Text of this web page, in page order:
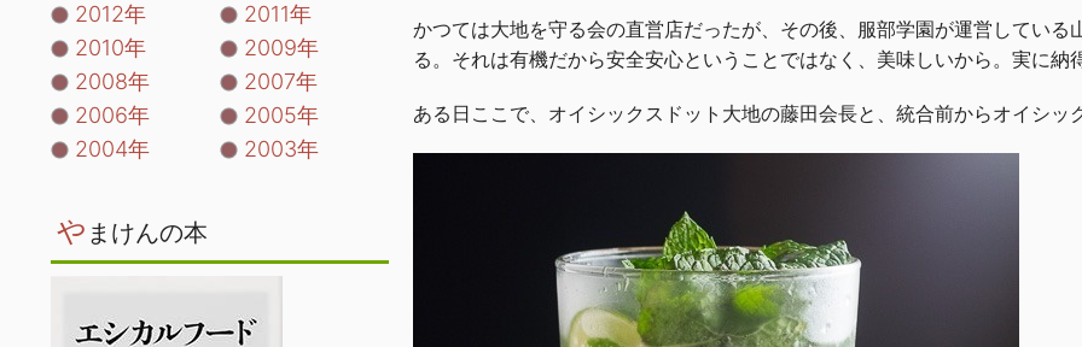
かつては大地を守る会の直営店だったが、その後、服部学園が運営してい
る。それは有機だから安全安心ということではなく、美味しいから。実に納
ある日ここで、オイシックスドット大地の藤田会長と、統合前からオイシッ
2012年
2011年
2010年
2009年
2008年
2007年
2006年
2005年
2004年
2003年
や まけんの本